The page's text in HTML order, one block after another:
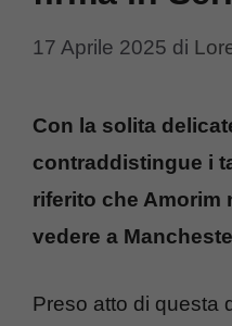
17 Aprile 2025 di
Con la solita
contraddistingue i
riferito che Amorim
vedere a
Preso atto di questa